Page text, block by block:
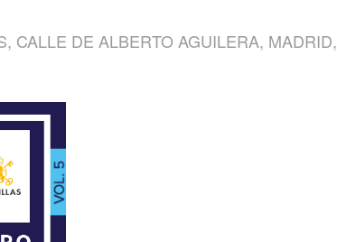
CALLE DE ALBERTO AGUILERA, MADRID,